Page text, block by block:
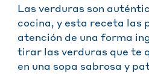
Las verduras son
cocina, y esta receta las
atención de una forma
tirar las verduras que te
en una sopa sabrosa y